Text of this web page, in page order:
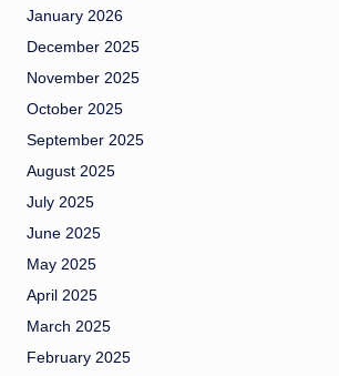
January 2026
December 2025
November 2025
October 2025
September 2025
August 2025
July 2025
June 2025
May 2025
April 2025
March 2025
February 2025